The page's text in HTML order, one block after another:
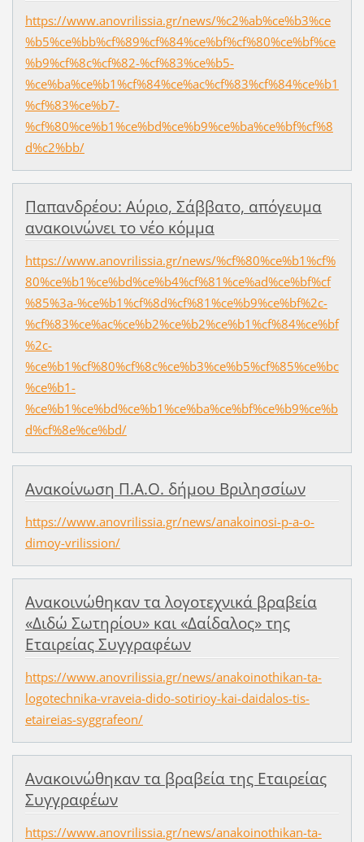
https://www.anovrilissia.gr/news/%c2%ab%ce%b3%ce
%b5%ce%bb%cf%89%cf%84%ce%bf%cf%80%ce%bf%ce
%b9%cf%8c%cf%82-%cf%83%ce%b5-
%ce%ba%ce%b1%cf%84%ce%ac%cf%83%cf%84%ce%b1
%cf%83%ce%b7-
%cf%80%ce%b1%ce%bd%ce%b9%ce%ba%ce%bf%cf%8
d%c2%bb/
Παπανδρέου: Αύριο, Σάββατο, απόγευμα
ανακοινώνει το νέο κόμμα
https://www.anovrilissia.gr/news/%cf%80%ce%b1%cf%
80%ce%b1%ce%bd%ce%b4%cf%81%ce%ad%ce%bf%cf
%85%3a-%ce%b1%cf%8d%cf%81%ce%b9%ce%bf%2c-
%cf%83%ce%ac%ce%b2%ce%b2%ce%b1%cf%84%ce%bf
%2c-
%ce%b1%cf%80%cf%8c%ce%b3%ce%b5%cf%85%ce%bc
%ce%b1-
%ce%b1%ce%bd%ce%b1%ce%ba%ce%bf%ce%b9%ce%b
d%cf%8e%ce%bd/
Aνακοίνωση Π.Α.Ο. δήμου Βριλησσίων
https://www.anovrilissia.gr/news/anakoinosi-p-a-o-
dimoy-vrilission/
Ανακοινώθηκαν τα λογοτεχνικά βραβεία
«Διδώ Σωτηρίου» και «Δαίδαλος» της
Εταιρείας Συγγραφέων
https://www.anovrilissia.gr/news/anakoinothikan-ta-
logotechnika-vraveia-dido-sotirioy-kai-daidalos-tis-
etaireias-syggrafeon/
Ανακοινώθηκαν τα βραβεία της Εταιρείας
Συγγραφέων
https://www.anovrilissia.gr/news/anakoinothikan-ta-